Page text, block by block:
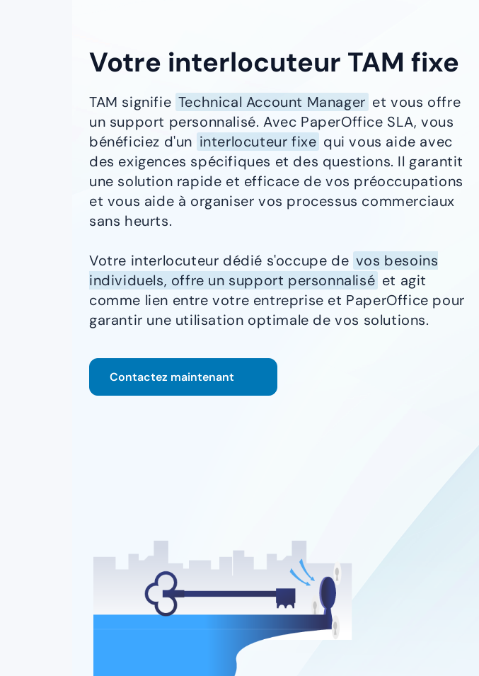
Votre interlocuteur TAM fixe
TAM signifie Technical Account Manager et vous offre
un support personnalisé. Avec PaperOffice SLA, vous
bénéficiez d'un interlocuteur fixe qui vous aide avec
des exigences spécifiques et des questions. Il garantit
une solution rapide et efficace de vos préoccupations
et vous aide à organiser vos processus commerciaux
sans heurts.
Votre interlocuteur dédié s'occupe de vos besoins
individuels, offre un support personnalisé et agit
comme lien entre votre entreprise et PaperOffice pour
garantir une utilisation optimale de vos solutions.
Contactez maintenant